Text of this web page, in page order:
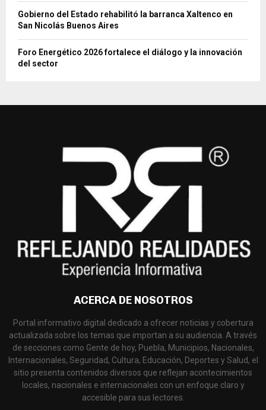
Gobierno del Estado rehabilitó la barranca Xaltenco en
San Nicolás Buenos Aires
Foro Energético 2026 fortalece el diálogo y la innovación
del sector
ACERCA DE NOSOTROS
Portal informativo digital dedicado a ofrecer noticias y cobertura
actualizada sobre los temas que importan a su audiencia. A través
de secciones como Gente de hoy, Puebla, Municipios, Nacionales,
Internacionales, Seguridad, Cultura, Educación, Deportes y Salud, el
sitio presenta contenidos diversos que reflejan acontecimientos
locales, nacionales e internacionales con un enfoque claro y
accesible para sus lectores.